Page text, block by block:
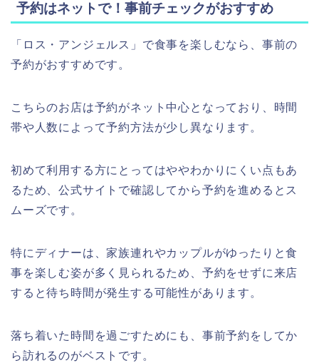
予約はネットで！事前チェックがおすすめ
「ロス・アンジェルス」で食事を楽しむなら、事前の
予約がおすすめです。
こちらのお店は予約がネット中心となっており、時間
帯や人数によって予約方法が少し異なります。
初めて利用する方にとってはややわかりにくい点もあ
るため、公式サイトで確認してから予約を進めるとス
ムーズです。
特にディナーは、家族連れやカップルがゆったりと食
事を楽しむ姿が多く見られるため、予約をせずに来店
すると待ち時間が発生する可能性があります。
落ち着いた時間を過ごすためにも、事前予約をしてか
ら訪れるのがベストです。